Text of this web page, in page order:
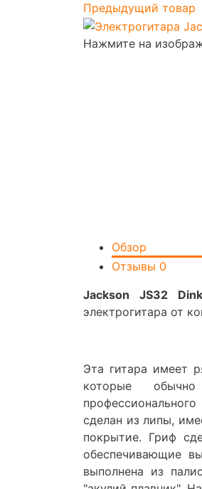
Предыдущий товар
Нажмите на
Обзор
Отзывы 0
Jackson JS32
электрогитара от
Эта гитара имеет
которые
сделан из липы,
покрытие. Гриф
обеспечивающие
выполнена из